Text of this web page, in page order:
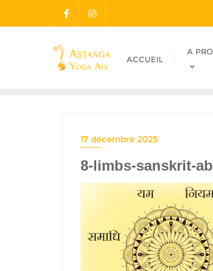
ACCUEIL
A
17 décembre 2025
8-limbs-sanskrit-